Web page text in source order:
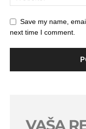
Save my name,
next time I comment.